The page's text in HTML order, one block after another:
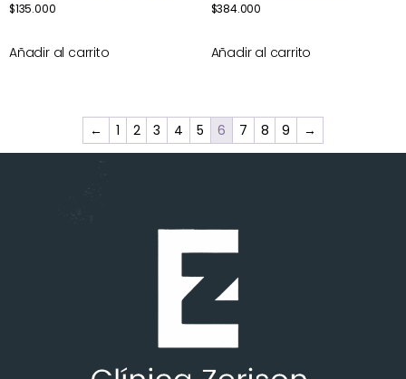
$135.000
Añadir al carrito
$384.000
Añadir al carrito
← 1 2 3 4 5 6 7 8 9 →